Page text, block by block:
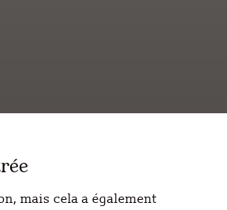
mais cela a également